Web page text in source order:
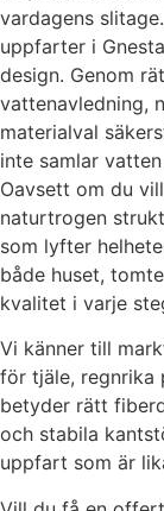
vardagens
uppfarter i
design. Genom
vattenavledning,
materialval
inte samlar
Oavsett om du
naturtrogen
som lyfter
både huset,
kvalitet i varje
Vi känner till
för tjäle, regnrika
betyder rätt
och stabila
uppfart som är